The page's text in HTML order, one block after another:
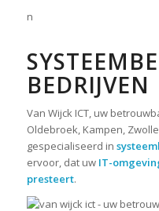
n
BEDRIJVEN
Van Wijck ICT, uw
Oldebroek, Kampen,
gespecialiseerd in
ervoor, dat uw IT-
presteert.